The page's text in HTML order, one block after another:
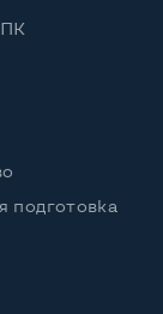
Нет
подготовка